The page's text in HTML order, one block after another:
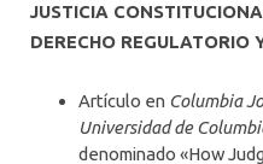
JUSTICIA
DERECHO REGULATORIO
Artículo en Columbia
Universidad de
denominado «How